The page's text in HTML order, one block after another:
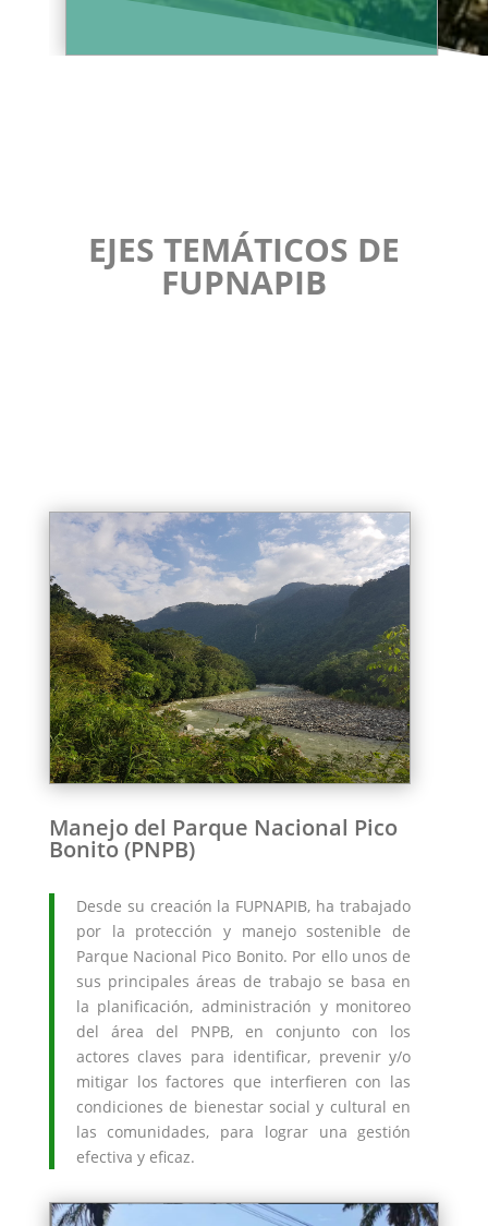
EJES TEMÁTICOS DE
FUPNAPIB
Manejo del Parque Nacional Pico
Bonito (PNPB)
Desde su creación la FUPNAPIB, ha trabajado
por la protección y manejo sostenible de
Parque Nacional Pico Bonito. Por ello unos de
sus principales áreas de trabajo se basa en
la planificación, administración y monitoreo
del área del PNPB, en conjunto con los
actores claves para identificar, prevenir y/o
mitigar los factores que interfieren con las
condiciones de bienestar social y cultural en
las comunidades, para lograr una gestión
efectiva y eficaz.